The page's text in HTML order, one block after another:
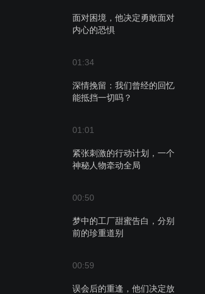
面对困境，他决定勇敢面对
内心的恐惧
01:34
深情挽留：我们曾经的回忆
能抵挡一切吗？
01:01
紧张刺激的行动计划，一个
神秘人物牵动全局
00:50
梦中的工厂甜蜜告白，分别
前的珍重道别
00:59
误会后的重逢，他们决定放